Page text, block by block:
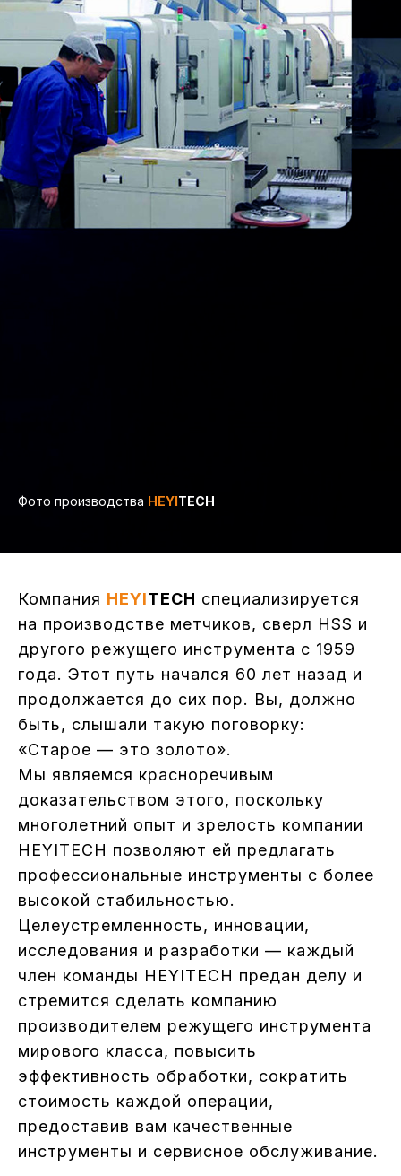
Фото производства HEYITECH
Компания HEYITECH специализируется
на производстве метчиков, сверл HSS и
другого режущего инструмента с 1959
года. Этот путь начался 60 лет назад и
продолжается до сих пор. Вы, должно
быть, слышали такую поговорку:
«Старое — это золото».
Мы являемся красноречивым
доказательством этого, поскольку
многолетний опыт и зрелость компании
HEYITECH позволяют ей предлагать
профессиональные инструменты с более
высокой стабильностью.
Целеустремленность, инновации,
исследования и разработки — каждый
член команды HEYITECH предан делу и
стремится сделать компанию
производителем режущего инструмента
мирового класса, повысить
эффективность обработки, сократить
стоимость каждой операции,
предоставив вам качественные
инструменты и сервисное обслуживание.